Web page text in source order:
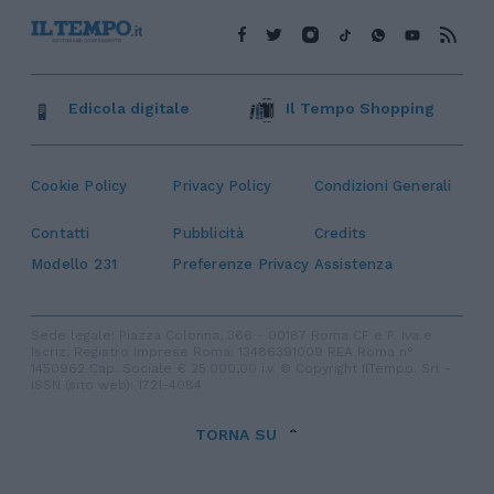
Cookie Policy Privacy Policy Condizioni Generali
Contatti Pubblicità
Credits
Modello 231
Preferenze Privacy Assistenza
Edicola digitale Il Tempo Shopping
TORNA SU